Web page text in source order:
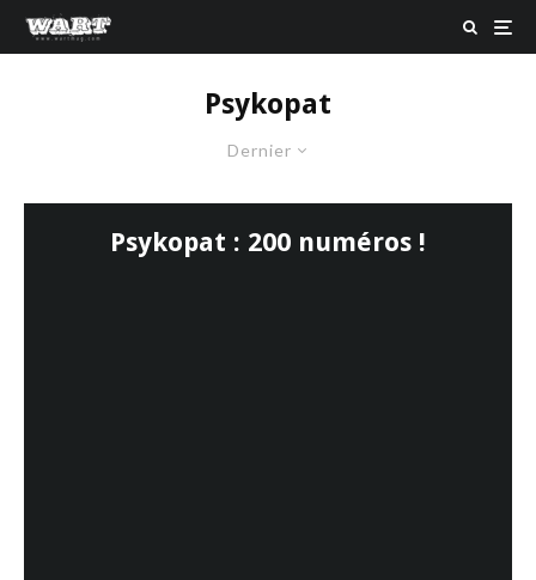
Psykopat
Dernier
Psykopat : 200 numéros !